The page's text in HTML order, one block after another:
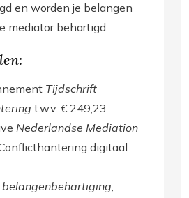
en worden je belangen
mediator behartigd.
Tijdschrift
t.w.v. € 249,23
Nederlandse Mediation
digitaal
belangenbehartiging,